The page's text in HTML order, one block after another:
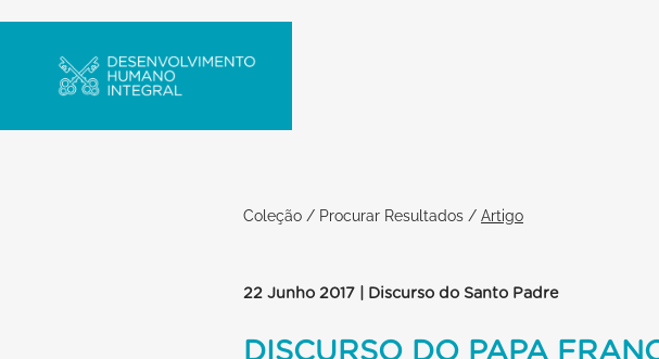
Coleção / Procurar Resultados / Artigo
22 Junho 2017 | Discurso do Santo Padre
DISCURSO DO PAPA